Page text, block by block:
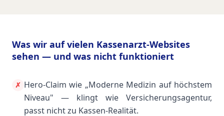
Was wir auf vielen Kassenarzt-Websites
sehen — und was nicht funktioniert
✗ Hero-Claim wie „Moderne Medizin auf höchstem
Niveau" — klingt wie Versicherungsagentur,
passt nicht zu Kassen-Realität.